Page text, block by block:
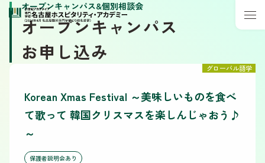
オープンキャンパス&個別相談会
オープンキャンパス
お申し込み
グローバル語学
Korean Xmas Festival ～美味しいものを食べ
て歌って 韓国クリスマスを楽しんじゃおう♪
～
保護者説明会あり